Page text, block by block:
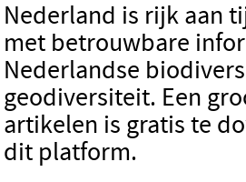
Nederland is rijk aan
met betrouwbare
Nederlandse
geodiversiteit. Een
artikelen is gratis te
dit platform.